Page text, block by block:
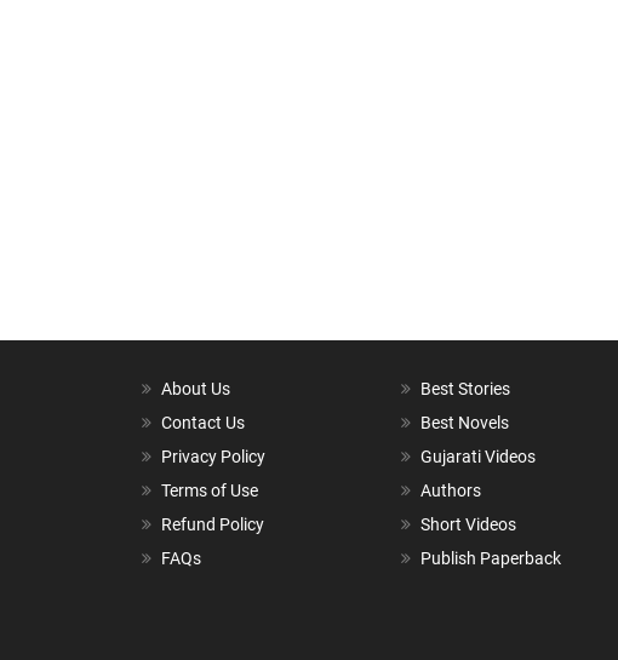
About Us
Contact Us
Privacy Policy
Terms of Use
Refund Policy
FAQs
Best Stories
Best Novels
Gujarati Videos
Authors
Short Videos
Publish Paperback